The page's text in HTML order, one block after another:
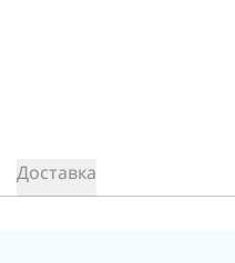
Доставка